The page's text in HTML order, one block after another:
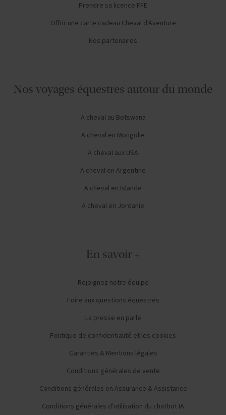
Prendre sa licence FFE
Offrir une carte cadeau Cheval d'Aventure
Nos partenaires
Nos voyages équestres autour du monde
A cheval au Botswana
A cheval en Mongolie
A cheval aux USA
A cheval en Argentine
A cheval en Islande
A cheval en Jordanie
En savoir +
Rejoignez notre équipe
Foire aux questions équestres
La presse en parle
Politique de confidentialité et les cookies
Garanties & Mentions légales
Conditions générales de vente
Conditions générales en Assurance & Assistance
Conditions générales d'utilisation du chatbot IA